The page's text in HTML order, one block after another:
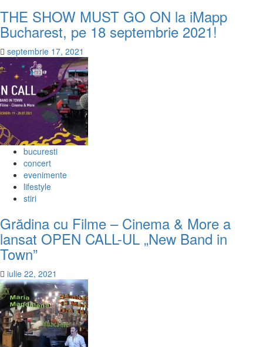
THE SHOW MUST GO ON la iMapp
Bucharest, pe 18 septembrie 2021!
septembrie 17, 2021
bucuresti
concert
evenimente
lifestyle
stiri
Grădina cu Filme – Cinema & More a
lansat OPEN CALL-UL „New Band in
Town”
iulie 22, 2021